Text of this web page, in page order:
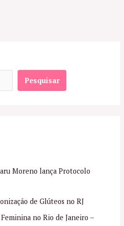
Pesquisar
Moreno lança Protocolo
de Glúteos no RJ
no Rio de Janeiro –